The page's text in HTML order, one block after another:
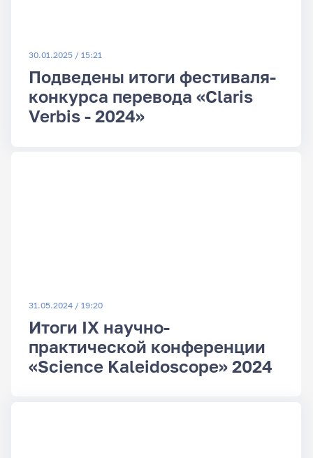
30.01.2025 / 15:21
Подведены итоги фестиваля-
конкурса перевода «Claris
Verbis - 2024»
31.05.2024 / 19:20
Итоги IX научно-
практической конференции
«Science Kaleidoscope» 2024